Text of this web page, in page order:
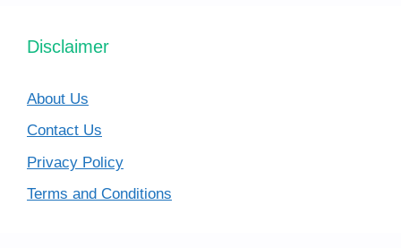
Disclaimer
About Us
Contact Us
Privacy Policy
Terms and Conditions